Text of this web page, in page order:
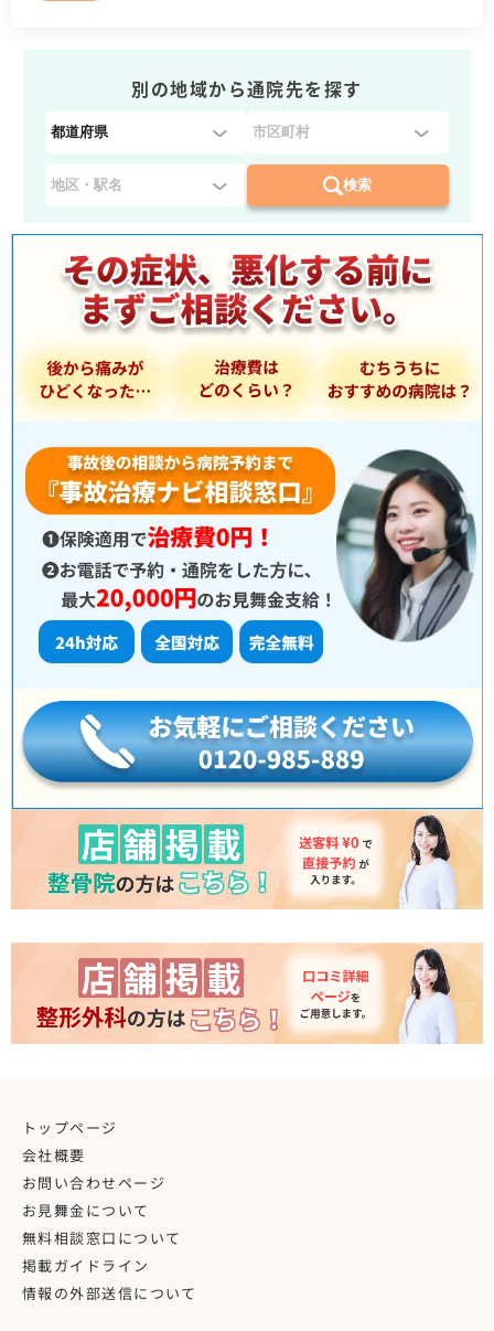
別の地域から通院先を探す
都
県
を
選
択
：
検索
トップページ
会社概要
お問い合わせページ
お見舞金について
無料相談窓口について
掲載ガイドライン
情報の外部送信について